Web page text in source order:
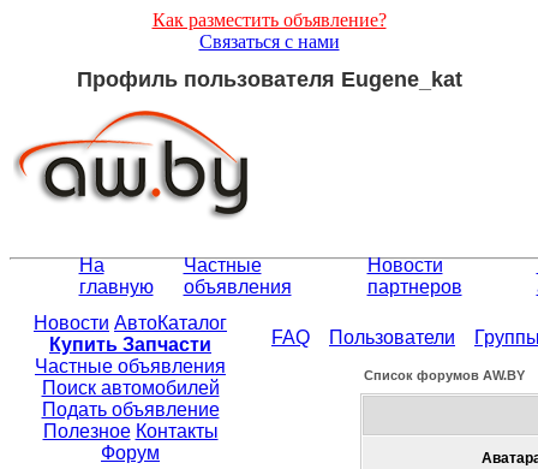
Как разместить объявление?
Связаться с нами
Профиль пользователя Eugene_kat
На
главную
Частные
объявления
Новости
партнеров
Новости АвтоКаталог
Купить Запчасти
Частные объявления
Поиск автомобилей
Подать объявление
Полезное Контакты
Форум
FAQ Пользователи
Список форумов АW.BY